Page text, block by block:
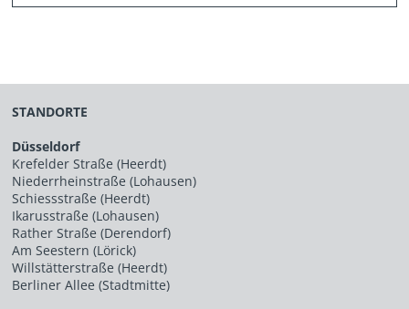
STANDORTE
Düsseldorf
Krefelder Straße (Heerdt)
Niederrheinstraße (Lohausen)
Schiessstraße (Heerdt)
Ikarusstraße (Lohausen)
Rather Straße (Derendorf)
Am Seestern (Lörick)
Willstätterstraße (Heerdt)
Berliner Allee (Stadtmitte)